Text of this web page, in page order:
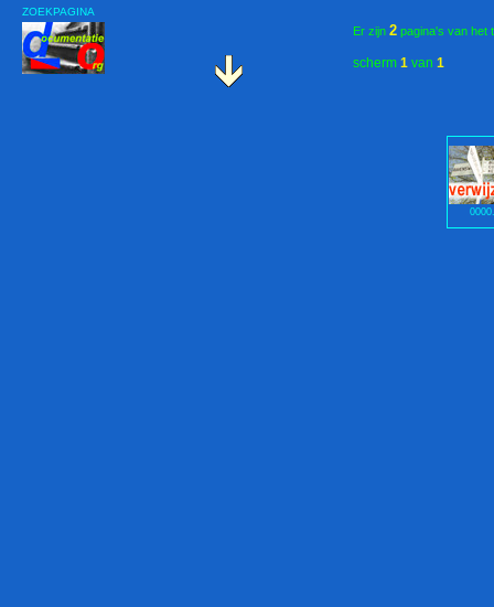
ZOEKPAGINA
Er zijn 2 pagina's van het
scherm 1 van 1